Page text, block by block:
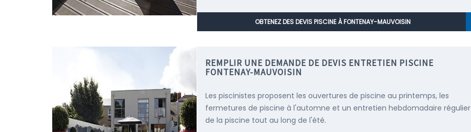
OBTENEZ DES DEVIS PISCINE À FONTENAY-MAUVOISIN
REMPLIR UNE DEMANDE DE DEVIS ENTRETIEN PISCINE
FONTENAY-MAUVOISIN
Les piscinistes proposent les ouvertures de piscine au printemps, les
fermetures de piscine à l'automne et un entretien hebdomadaire régulier
de la piscine tout au long de l'été.